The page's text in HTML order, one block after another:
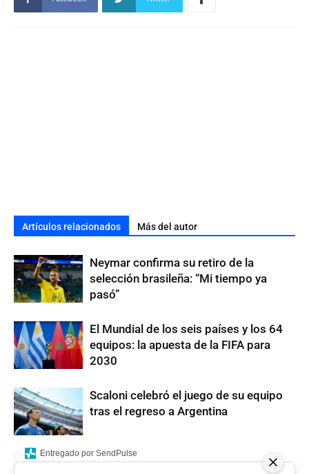
Artículos relacionados Más del autor
Neymar confirma su retiro de la
selección brasileña: “Mi tiempo ya
pasó”
El Mundial de los seis países y los 64
equipos: la apuesta de la FIFA para
2030
Scaloni celebró el juego de su equipo
tras el regreso a Argentina
Entregado por SendPulse